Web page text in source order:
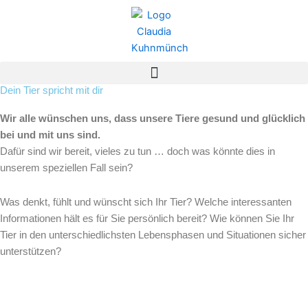
Was denkt mein Tier?
Dein Tier spricht mit dir
Wir alle wünschen uns, dass unsere Tiere gesund und glücklich
bei und mit uns sind.
Dafür sind wir bereit, vieles zu tun … doch was könnte dies in
unserem speziellen Fall sein?
Was denkt, fühlt und wünscht sich Ihr Tier? Welche interessanten
Informationen hält es für Sie persönlich bereit? Wie können Sie Ihr
Tier in den unterschiedlichsten Lebensphasen und Situationen sicher
unterstützen?